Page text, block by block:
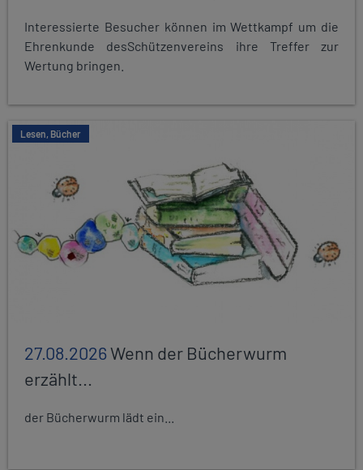
Interessierte Besucher können im Wettkampf um die
Ehrenkunde desSchützenvereins ihre Treffer zur
Wertung bringen.
Lesen, Bücher
27.08.2026Wenn der Bücherwurm
erzählt...
der Bücherwurm lädt ein...